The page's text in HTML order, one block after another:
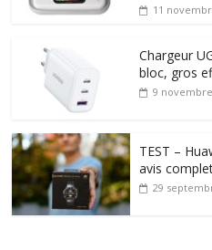
11
Chargeur
bloc, gros
9
TEST –
avis
29